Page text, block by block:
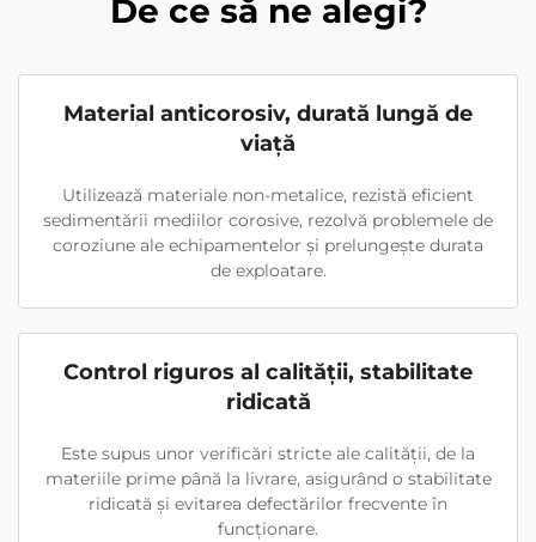
De ce să ne alegi?
Material anticorosiv, durată lungă de
viață
Utilizează materiale non-metalice, rezistă eficient
sedimentării mediilor corosive, rezolvă problemele de
coroziune ale echipamentelor și prelungește durata
de exploatare.
Control riguros al calității, stabilitate
ridicată
Este supus unor verificări stricte ale calității, de la
materiile prime până la livrare, asigurând o stabilitate
ridicată și evitarea defectărilor frecvente în
funcționare.